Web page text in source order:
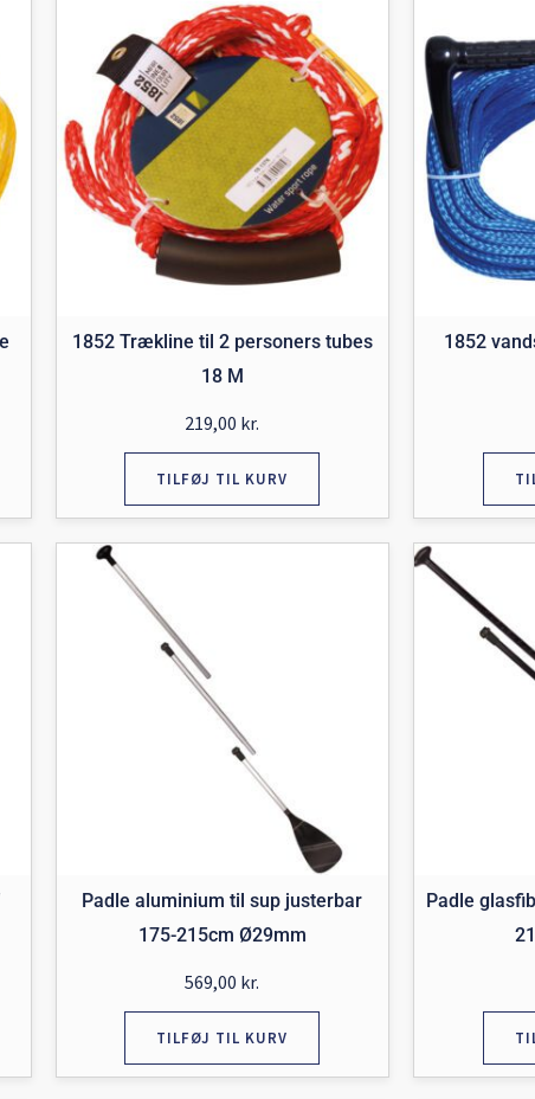
1852 Trækline til 2 personers tubes
18 M
219,00 kr.
TILFØJ TIL KURV
1852
Padle aluminium til sup justerbar
175-215cm Ø29mm
569,00 kr.
TILFØJ TIL KURV
Padle